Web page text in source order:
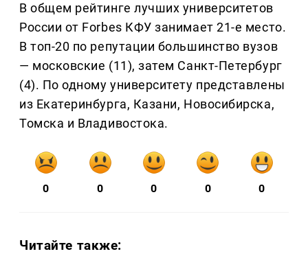
В общем рейтинге лучших университетов
России от Forbes КФУ занимает 21-е место.
В топ-20 по репутации большинство вузов
— московские (11), затем Санкт-Петербург
(4). По одному университету представлены
из Екатеринбурга, Казани, Новосибирска,
Томска и Владивостока.
0 0 0 0 0
Читайте также: